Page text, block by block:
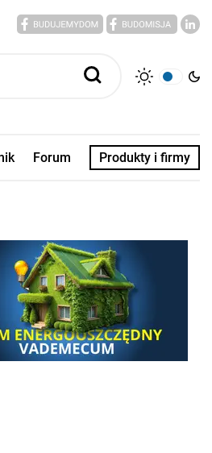
Forum Produkty i firmy